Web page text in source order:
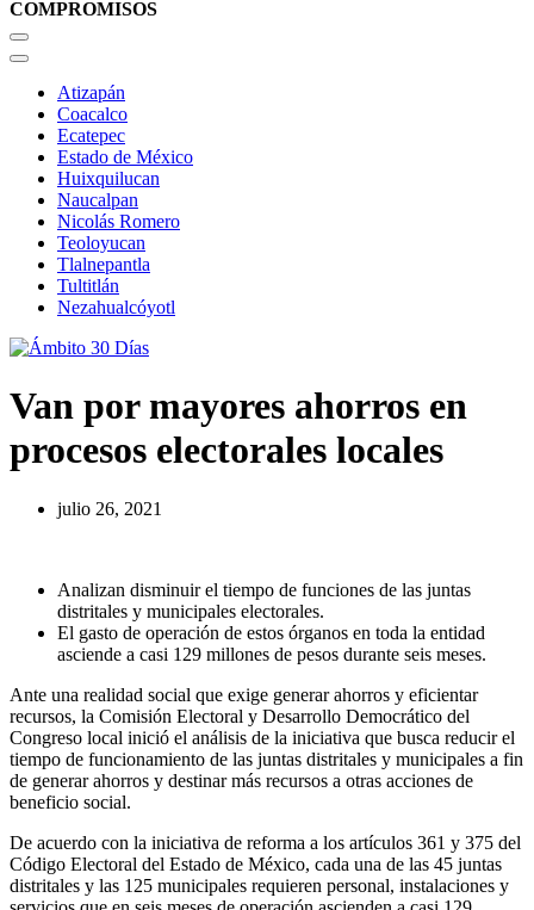
COMPROMISOS
Atizapán
Coacalco
Ecatepec
Estado de México
Huixquilucan
Naucalpan
Nicolás Romero
Teoloyucan
Tlalnepantla
Tultitlán
Nezahualcóyotl
Van por mayores ahorros en
procesos electorales locales
julio 26, 2021
Analizan disminuir el tiempo de funciones de las juntas
distritales y municipales electorales.
El gasto de operación de estos órganos en toda la entidad
asciende a casi 129 millones de pesos durante seis meses.
Ante una realidad social que exige generar ahorros y eficientar
recursos, la Comisión Electoral y Desarrollo Democrático del
Congreso local inició el análisis de la iniciativa que busca reducir el
tiempo de funcionamiento de las juntas distritales y municipales a fin
de generar ahorros y destinar más recursos a otras acciones de
beneficio social.
De acuerdo con la iniciativa de reforma a los artículos 361 y 375 del
Código Electoral del Estado de México, cada una de las 45 juntas
distritales y las 125 municipales requieren personal, instalaciones y